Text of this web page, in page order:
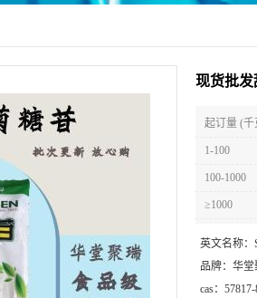
现货批发
起订量 (千
1-100
100-1000
≥1000
英文名称：
品牌： 华堂
cas：